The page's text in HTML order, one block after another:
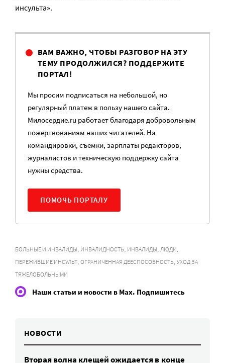
инсульта».
ВАМ ВАЖНО, ЧТОБЫ РАЗГОВОР НА ЭТУ
ТЕМУ ПРОДОЛЖИЛСЯ? ПОДДЕРЖИТЕ
ПОРТАЛ!
Мы просим подписаться на небольшой, но
регулярный платеж в пользу нашего сайта.
Милосердие.ru работает благодаря добровольным
пожертвованиям наших читателей. На
командировки, съемки, зарплаты редакторов,
журналистов и техническую поддержку сайта
нужны средства.
ПОМОЧЬ ПОРТАЛУ
БОЛЬНЫЕ И ИНВАЛИДЫ, ИНВАЛИДНОСТЬ, ИНВАЛИДЫ, ЛЮДИ,
ПЕРЕЖИВШИЕ ИНСУЛЬТ, ОГРАНИЧЕННАЯ ДЕЕСПОСОБНОСТЬ, УХОД ЗА
ТЯЖЕЛОБОЛЬНЫМИ
Наши статьи и новости в Max. Подпишитесь
НОВОСТИ
Вторая волна клещей ожидается в конце